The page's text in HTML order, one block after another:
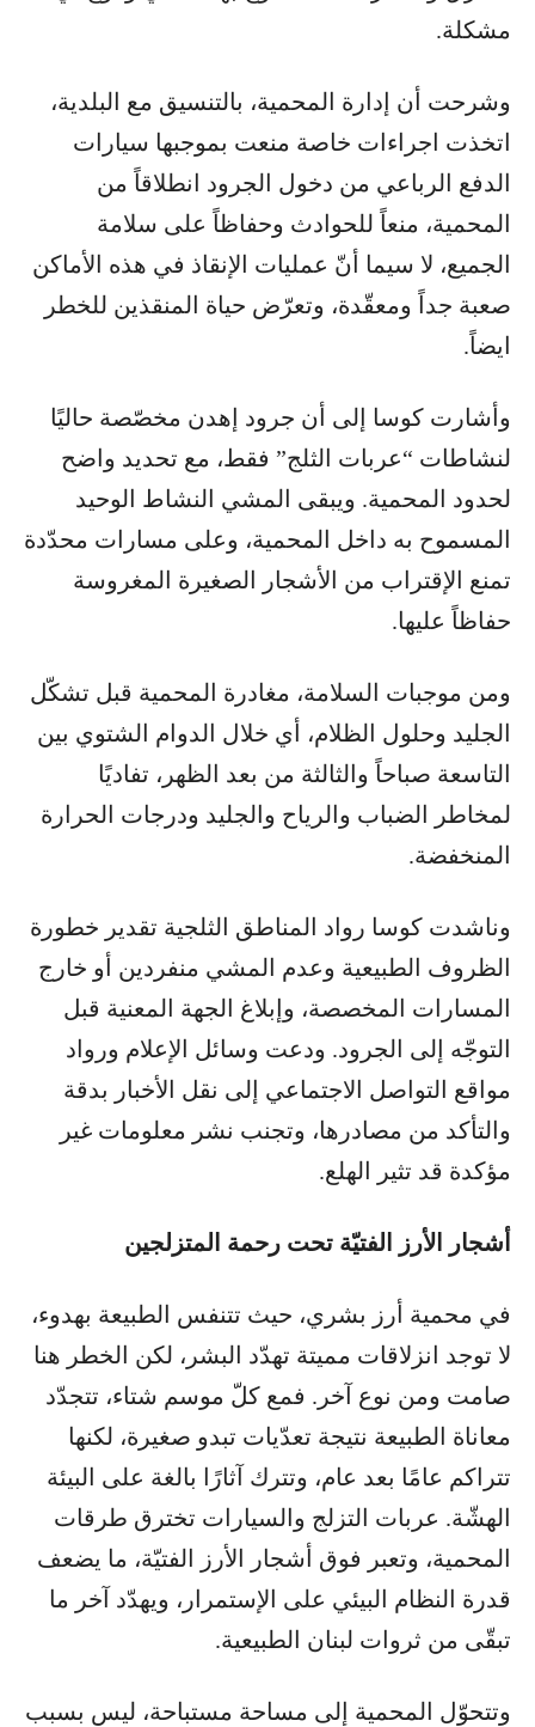
مشكلة.
وشرحت أن إدارة المحمية، بالتنسيق مع البلدية،
اتخذت اجراءات خاصة منعت بموجبها سيارات
الدفع الرباعي من دخول الجرود انطلاقاً من
المحمية، منعاً للحوادث وحفاظاً على سلامة
الجميع، لا سيما أنّ عمليات الإنقاذ في هذه الأماكن
صعبة جداً ومعقّدة، وتعرّض حياة المنقذين للخطر
ايضاً.
وأشارت كوسا إلى أن جرود إهدن مخصّصة حاليًا
لنشاطات “عربات الثلج” فقط، مع تحديد واضح
لحدود المحمية. ويبقى المشي النشاط الوحيد
المسموح به داخل المحمية، وعلى مسارات محدّدة
تمنع الإقتراب من الأشجار الصغيرة المغروسة
حفاظاً عليها.
ومن موجبات السلامة، مغادرة المحمية قبل تشكّل
الجليد وحلول الظلام، أي خلال الدوام الشتوي بين
التاسعة صباحاً والثالثة من بعد الظهر، تفاديًا
لمخاطر الضباب والرياح والجليد ودرجات الحرارة
المنخفضة.
وناشدت كوسا رواد المناطق الثلجية تقدير خطورة
الظروف الطبيعية وعدم المشي منفردين أو خارج
المسارات المخصصة، وإبلاغ الجهة المعنية قبل
التوجّه إلى الجرود. ودعت وسائل الإعلام ورواد
مواقع التواصل الاجتماعي إلى نقل الأخبار بدقة
والتأكد من مصادرها، وتجنب نشر معلومات غير
مؤكدة قد تثير الهلع.
أشجار الأرز الفتيّة تحت رحمة المتزلجين
في محمية أرز بشري، حيث تتنفس الطبيعة بهدوء،
لا توجد انزلاقات مميتة تهدّد البشر، لكن الخطر هنا
صامت ومن نوع آخر. فمع كلّ موسم شتاء، تتجدّد
معاناة الطبيعة نتيجة تعدّيات تبدو صغيرة، لكنها
تتراكم عامًا بعد عام، وتترك آثارًا بالغة على البيئة
الهشّة. عربات التزلج والسيارات تخترق طرقات
المحمية، وتعبر فوق أشجار الأرز الفتيّة، ما يضعف
قدرة النظام البيئي على الإستمرار، ويهدّد آخر ما
تبقّى من ثروات لبنان الطبيعية.
وتتحوّل المحمية إلى مساحة مستباحة، ليس بسبب